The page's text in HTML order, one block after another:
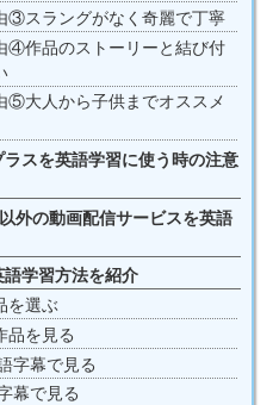
③スラングがなく奇麗で丁寧
④作品のストーリーと結び付
⑤大人から子供までオススメ
ラスを英語学習に使う時の注意
外の動画配信サービスを英語
学習方法を紹介
を選ぶ
品を見る
字幕で見る
幕で見る